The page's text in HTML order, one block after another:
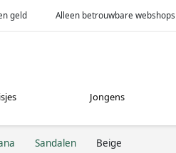
geld Alleen betrouwbare webshops
Jongens
Sandalen Beige